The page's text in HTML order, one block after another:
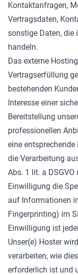
Kontaktanfragen,
Vertragsdaten,
sonstige Daten, die
handeln.
Das externe
Vertragserfüllung
bestehenden
Interesse einer
Bereitstellung
professionellen
eine
die Verarbeitung
Abs. 1 lit. a
Einwilligung die
auf Informationen
Fingerprinting) im
Einwilligung ist
Unser(e) Hoster
verarbeiten, wie
erforderlich ist und